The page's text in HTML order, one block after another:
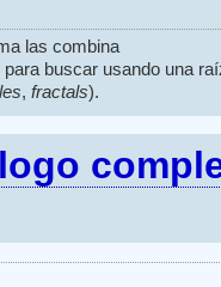
las combina
buscar usando una
, fractals).